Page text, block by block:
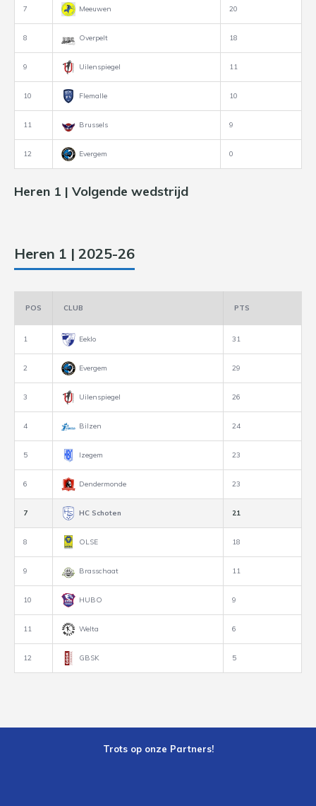
7 Meeuwen 20
8 Overpelt 18
9 Uilenspiegel 11
10 Flemalle 10
11 Brussels 9
12 Evergem 0
Heren 1 | Volgende wedstrijd
Heren 1 | 2025-26
POS CLUB PTS
1 Eeklo 31
2 Evergem 29
3 Uilenspiegel 26
4 Bilzen 24
5 Izegem 23
6 Dendermonde 23
7 HC Schoten 21
8 OLSE 18
9 Brasschaat 11
10 HUBO 9
11 Welta 6
12 GBSK 5
Trots op onze Partners!